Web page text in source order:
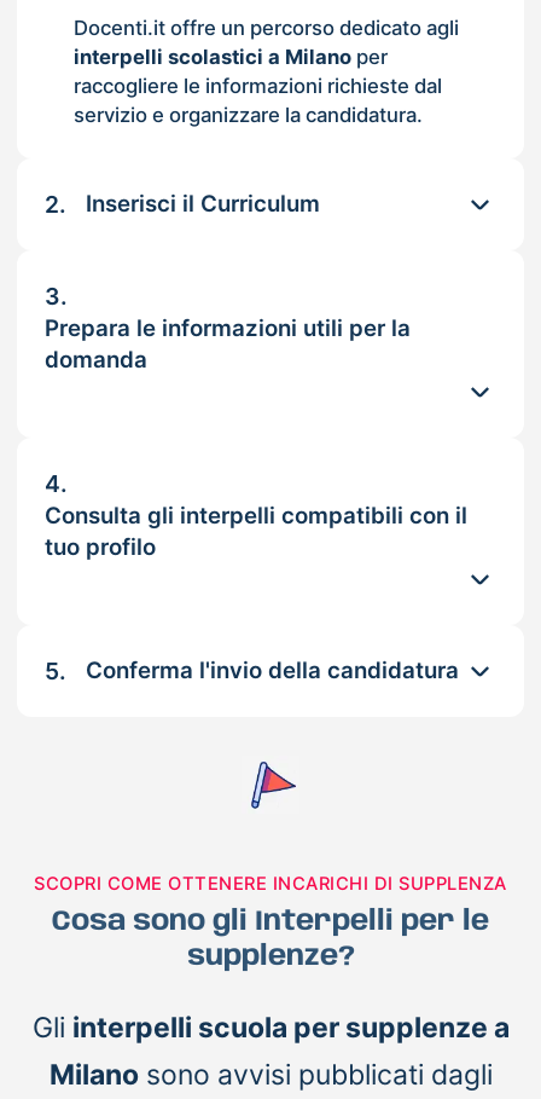
Docenti.it offre un percorso dedicato agli
interpelli scolastici a Milanoper
raccogliere le informazioni richieste dal
servizio e organizzare la candidatura.
2. Inserisci il Curriculum
3.
Prepara le informazioni utili per la
domanda
4.
Consulta gli interpelli compatibili con il
tuo profilo
5. Conferma l'invio della candidatura
SCOPRI COME OTTENERE INCARICHI DI SUPPLENZA
Cosa sono gli Interpelli per le
supplenze?
Gli interpelli scuola per supplenze a
Milanosono avvisi pubblicati dagli